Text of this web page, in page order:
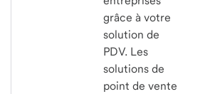
grâce à votre
solution de
PDV. Les
solutions de
point de vente